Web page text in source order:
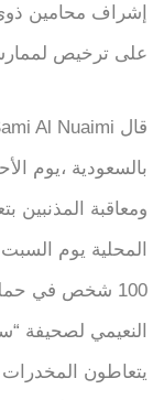
إشراف محامين
على ترخيص
بالسعودية ،يوم
ومعاقبة
المحلية يوم
100 شخص في
النعيمي لصحيفة
يتعاطون